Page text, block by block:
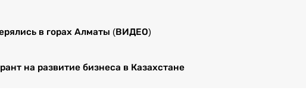
в горах Алматы (ВИДЕО)
на развитие бизнеса в Казахстане